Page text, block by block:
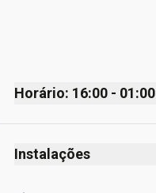
Horário: 16:00 - 01:00
Monday
Tuesday
Instalações